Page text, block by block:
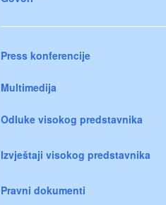
Press konferencije
Multimedija
Odluke visokog predstavnika
Izvještaji visokog predstavnika
Pravni dokumenti